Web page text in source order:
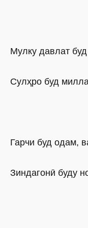
Мулку давлат
Сулҳро буд
Гарчи буд одам,
Зиндагонӣ буду